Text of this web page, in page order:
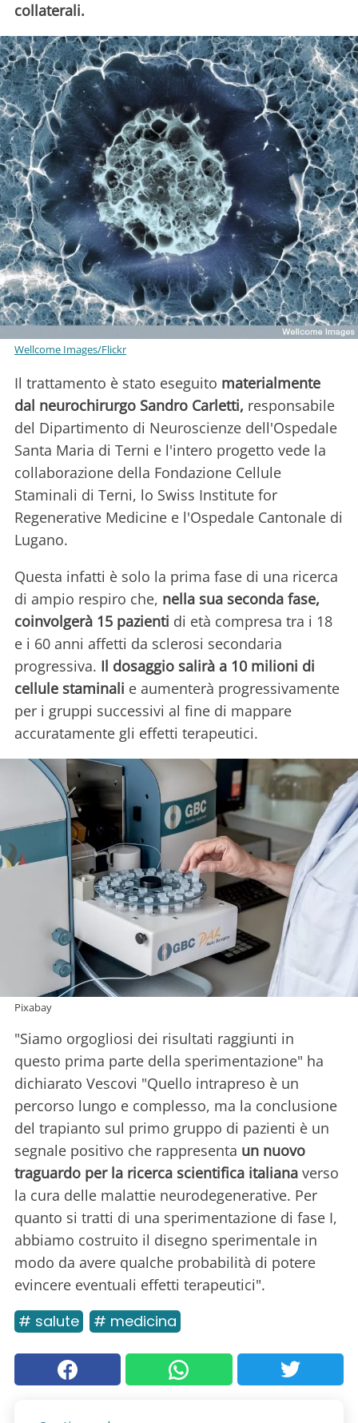
collaterali.
Wellcome Images/Flickr
Il trattamento è stato eseguito materialmente
dal neurochirurgo Sandro Carletti, responsabile
del Dipartimento di Neuroscienze dell'Ospedale
Santa Maria di Terni e l'intero progetto vede la
collaborazione della Fondazione Cellule
Staminali di Terni, lo Swiss Institute for
Regenerative Medicine e l'Ospedale Cantonale di
Lugano.
Questa infatti è solo la prima fase di una ricerca
di ampio respiro che, nella sua seconda fase,
coinvolgerà 15 pazienti di età compresa tra i 18
e i 60 anni affetti da sclerosi secondaria
progressiva. Il dosaggio salirà a 10 milioni di
cellule staminali e aumenterà progressivamente
per i gruppi successivi al fine di mappare
accuratamente gli effetti terapeutici.
Pixabay
"Siamo orgogliosi dei risultati raggiunti in
questo prima parte della sperimentazione" ha
dichiarato Vescovi "Quello intrapreso è un
percorso lungo e complesso, ma la conclusione
del trapianto sul primo gruppo di pazienti è un
segnale positivo che rappresenta un nuovo
traguardo per la ricerca scientifica italiana verso
la cura delle malattie neurodegenerative. Per
quanto si tratti di una sperimentazione di fase I,
abbiamo costruito il disegno sperimentale in
modo da avere qualche probabilità di potere
evincere eventuali effetti terapeutici".
# salute # medicina